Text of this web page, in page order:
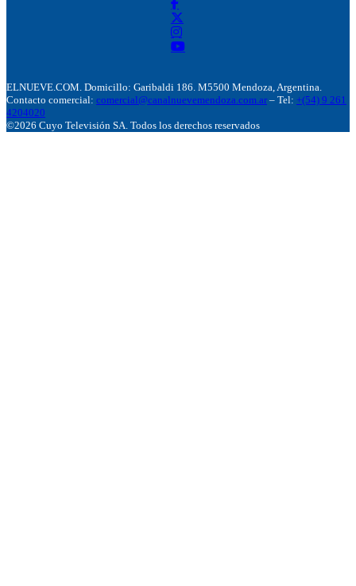
ELNUEVE.COM. Domicillo: Garibaldi 186. M5500 Mendoza, Argentina.
Contacto comercial: comercial@canalnuevemendoza.com.ar – Tel: +(54) 9 261
4204020
©2026 Cuyo Televisión SA. Todos los derechos reservados